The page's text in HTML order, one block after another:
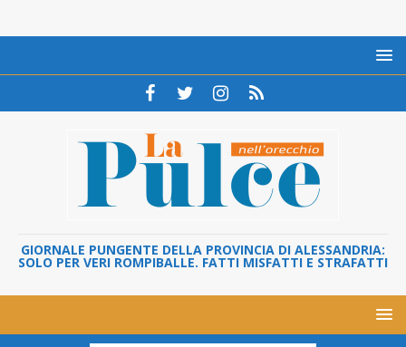
GIORNALE PUNGENTE DELLA PROVINCIA DI ALESSANDRIA:
SOLO PER VERI ROMPIBALLE. FATTI MISFATTI E STRAFATTI